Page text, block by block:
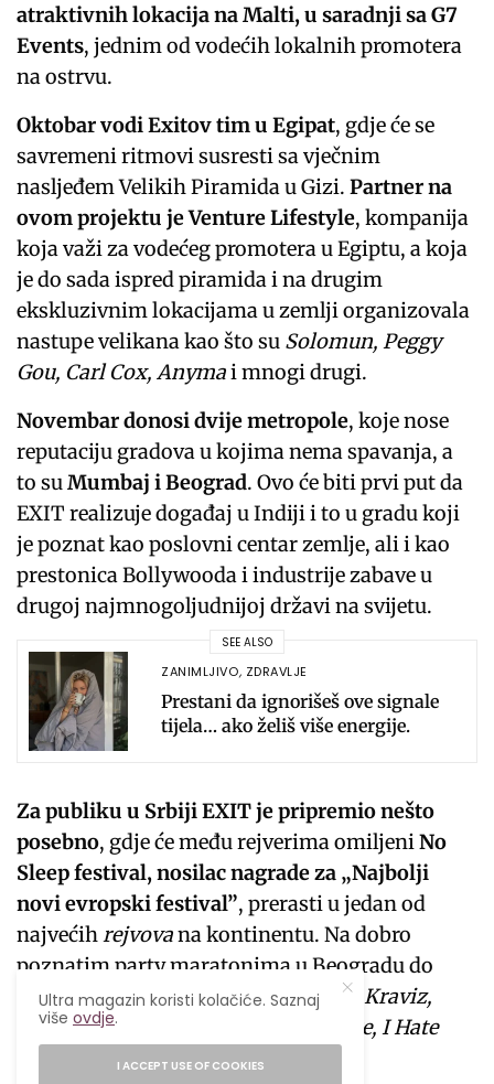
atraktivnih lokacija na Malti, u saradnji sa G7
Events, jednim od vodećih lokalnih promotera
na ostrvu.
Oktobar vodi Exitov tim u Egipat, gdje će se
savremeni ritmovi susresti sa vječnim
nasljeđem Velikih Piramida u Gizi.Partner na
ovom projektu je Venture Lifestyle, kompanija
koja važi za vodećeg promotera u Egiptu, a koja
je do sada ispred piramida i na drugim
ekskluzivnim lokacijama u zemlji organizovala
nastupe velikana kao što su Solomun, Peggy
Gou, Carl Cox, Anymai mnogi drugi.
Novembar donosi dvije metropole, koje nose
reputaciju gradova u kojima nema spavanja, a
to suMumbaj i Beograd. Ovo će biti prvi put da
EXIT realizuje događaj u Indiji i to u gradu koji
je poznat kao poslovni centar zemlje, ali i kao
prestonica Bollywooda i industrije zabave u
drugoj najmnogoljudnijoj državi na svijetu.
SEE ALSO
ZANIMLJIVO, ZDRAVLJE
Prestani da ignorišeš ove signale
tijela… ako želiš više energije.
Za publiku u Srbiji EXIT je pripremio nešto
posebno, gdje će među rejverima omiljeniNo
Sleep festival, nosilac nagrade za „Najbolji
novi evropski festival”, prerasti u jedan od
najvećihrejvovana kontinentu. Na dobro
poznatim party maratonima u Beogradu do
sada su nastupaliAmelie Lens, Nina Kraviz,
Indira Paganotto, Bicep, Lee Burridge, I Hate
Models, Artbati brojni drugi.
Ultra magazin koristi kolačiće. Saznaj
višeovdje.
I ACCEPT USE OF COOKIES